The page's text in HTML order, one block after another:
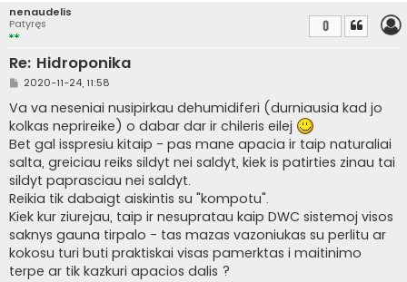
nenaudelis
Patyręs
Re: Hidroponika
0
S
a
n
d
a
r
t
i
n
ė
2020-11-24, 11:58
Va va neseniai nusipirkau dehumidiferi (durniausia kad jo
kolkas neprireike) o dabar dar ir chileris eilej
Bet gal isspresiu kitaip - pas mane apacia ir taip naturaliai
salta, greiciau reiks sildyt nei saldyt, kiek is patirties zinau tai
sildyt paprasciau nei saldyt.
Reikia tik dabaigt aiskintis su "kompotu".
Kiek kur ziurejau, taip ir nesupratau kaip DWC sistemoj visos
saknys gauna tirpalo - tas mazas vazoniukas su perlitu ar
kokosu turi buti praktiskai visas pamerktas i maitinimo
terpe ar tik kazkuri apacios dalis ?